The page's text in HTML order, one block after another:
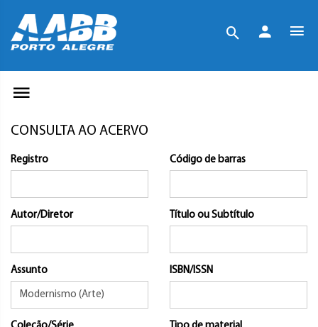
CONSULTA AO ACERVO
Registro Código de barras
Autor/Diretor Título ou Subtítulo
Assunto ISBN/ISSN